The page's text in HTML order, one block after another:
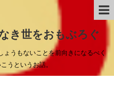
き世をおもぶろぐ
ょうもないことを前向きになるべく
うというお話。